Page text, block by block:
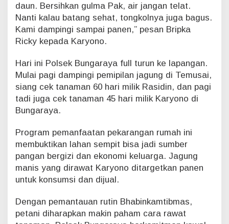
k
K
r
y
n
o
daun. Bersihkan gulma Pak, air jangan telat.
Nanti kalau batang sehat, tongkolnya juga bagus.
Kami dampingi sampai panen,” pesan Bripka
Ricky kepada Karyono.
Hari ini Polsek Bungaraya full turun ke lapangan.
Mulai pagi dampingi pemipilan jagung di Temusai,
siang cek tanaman 60 hari milik Rasidin, dan pagi
tadi juga cek tanaman 45 hari milik Karyono di
Bungaraya.
Program pemanfaatan pekarangan rumah ini
membuktikan lahan sempit bisa jadi sumber
pangan bergizi dan ekonomi keluarga. Jagung
manis yang dirawat Karyono ditargetkan panen
untuk konsumsi dan dijual.
Dengan pemantauan rutin Bhabinkamtibmas,
petani diharapkan makin paham cara rawat